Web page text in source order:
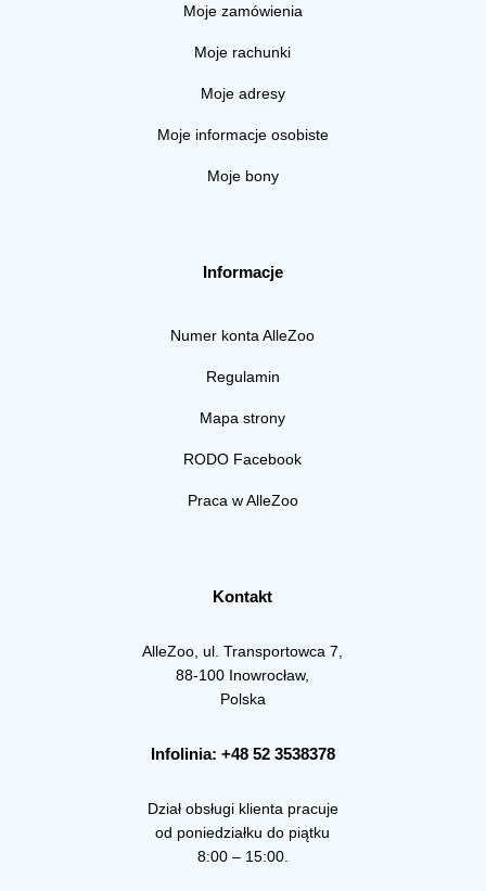
Moje zamówienia
Moje rachunki
Moje adresy
Moje informacje osobiste
Moje bony
Informacje
Numer konta AlleZoo
Regulamin
Mapa strony
RODO Facebook
Praca w AlleZoo
Kontakt
AlleZoo, ul. Transportowca 7,
88-100 Inowrocław,
Polska
Infolinia: +48 52 3538378
Dział obsługi klienta pracuje
od poniedziałku do piątku
8:00 – 15:00.